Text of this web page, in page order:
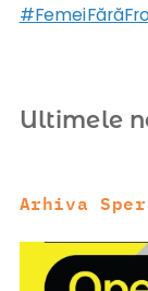
Ultimele
Arhiva